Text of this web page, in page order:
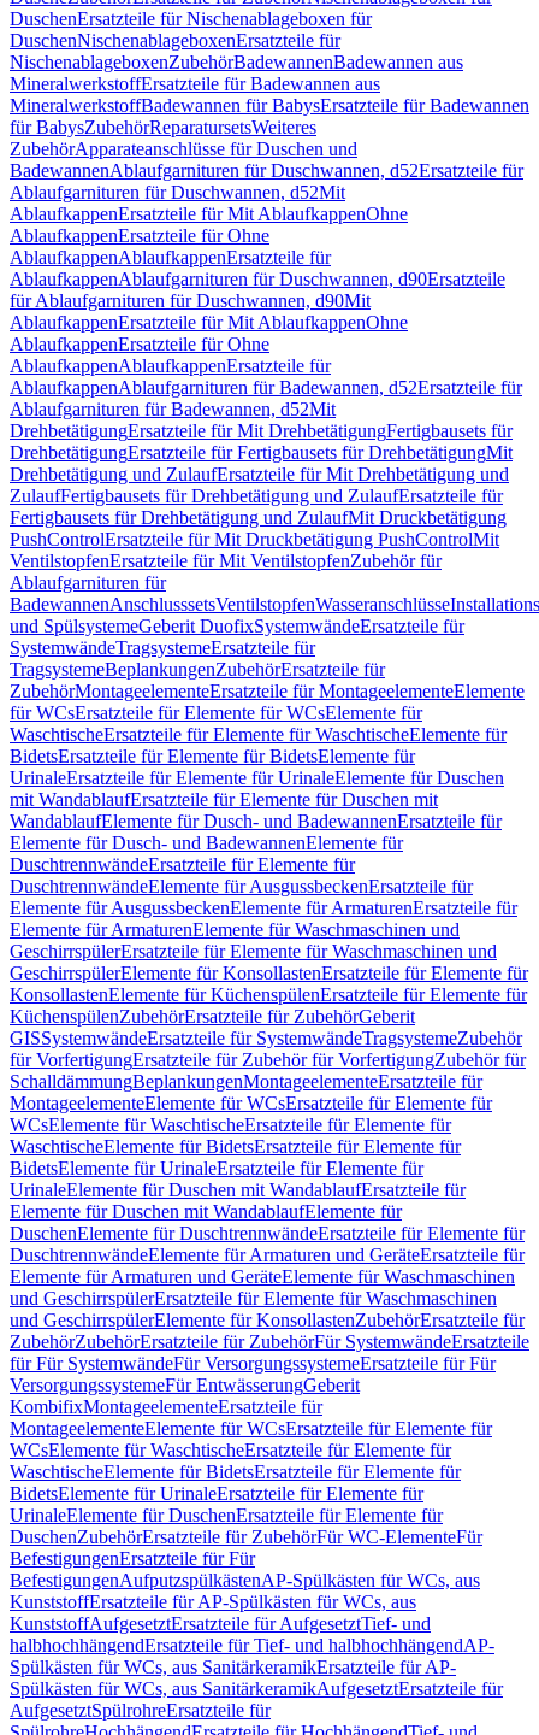
DuschenErsatzteile für Nischenablageboxen für
DuschenNischenablageboxenErsatzteile für
NischenablageboxenZubehörBadewannenBadewannen aus
MineralwerkstoffErsatzteile für Badewannen aus
MineralwerkstoffBadewannen für BabysErsatzteile für Badewannen
für BabysZubehörReparatursetsWeiteres
ZubehörApparateanschlüsse für Duschen und
BadewannenAblaufgarnituren für Duschwannen, d52Ersatzteile für
Ablaufgarnituren für Duschwannen, d52Mit
AblaufkappenErsatzteile für Mit AblaufkappenOhne
AblaufkappenErsatzteile für Ohne
AblaufkappenAblaufkappenErsatzteile für
AblaufkappenAblaufgarnituren für Duschwannen, d90Ersatzteile
für Ablaufgarnituren für Duschwannen, d90Mit
AblaufkappenErsatzteile für Mit AblaufkappenOhne
AblaufkappenErsatzteile für Ohne
AblaufkappenAblaufkappenErsatzteile für
AblaufkappenAblaufgarnituren für Badewannen, d52Ersatzteile für
Ablaufgarnituren für Badewannen, d52Mit
DrehbetätigungErsatzteile für Mit DrehbetätigungFertigbausets für
DrehbetätigungErsatzteile für Fertigbausets für DrehbetätigungMit
Drehbetätigung und ZulaufErsatzteile für Mit Drehbetätigung und
ZulaufFertigbausets für Drehbetätigung und ZulaufErsatzteile für
Fertigbausets für Drehbetätigung und ZulaufMit Druckbetätigung
PushControlErsatzteile für Mit Druckbetätigung PushControlMit
VentilstopfenErsatzteile für Mit VentilstopfenZubehör für
Ablaufgarnituren für
BadewannenAnschlusssetsVentilstopfenWasseranschlüsse
und SpülsystemeGeberit DuofixSystemwändeErsatzteile für
SystemwändeTragsystemeErsatzteile für
TragsystemeBeplankungenZubehörErsatzteile für
ZubehörMontageelementeErsatzteile für MontageelementeElemente
für WCsErsatzteile für Elemente für WCsElemente für
WaschtischeErsatzteile für Elemente für WaschtischeElemente für
BidetsErsatzteile für Elemente für BidetsElemente für
UrinaleErsatzteile für Elemente für UrinaleElemente für Duschen
mit WandablaufErsatzteile für Elemente für Duschen mit
WandablaufElemente für Dusch- und BadewannenErsatzteile für
Elemente für Dusch- und BadewannenElemente für
DuschtrennwändeErsatzteile für Elemente für
DuschtrennwändeElemente für AusgussbeckenErsatzteile für
Elemente für AusgussbeckenElemente für ArmaturenErsatzteile für
Elemente für ArmaturenElemente für Waschmaschinen und
GeschirrspülerErsatzteile für Elemente für Waschmaschinen und
GeschirrspülerElemente für KonsollastenErsatzteile für Elemente für
KonsollastenElemente für KüchenspülenErsatzteile für Elemente für
KüchenspülenZubehörErsatzteile für ZubehörGeberit
GISSystemwändeErsatzteile für SystemwändeTragsystemeZubehör
für VorfertigungErsatzteile für Zubehör für VorfertigungZubehör für
SchalldämmungBeplankungenMontageelementeErsatzteile für
MontageelementeElemente für WCsErsatzteile für Elemente für
WCsElemente für WaschtischeErsatzteile für Elemente für
WaschtischeElemente für BidetsErsatzteile für Elemente für
BidetsElemente für UrinaleErsatzteile für Elemente für
UrinaleElemente für Duschen mit WandablaufErsatzteile für
Elemente für Duschen mit WandablaufElemente für
DuschenElemente für DuschtrennwändeErsatzteile für Elemente für
DuschtrennwändeElemente für Armaturen und GeräteErsatzteile für
Elemente für Armaturen und GeräteElemente für Waschmaschinen
und GeschirrspülerErsatzteile für Elemente für Waschmaschinen
und GeschirrspülerElemente für KonsollastenZubehörErsatzteile für
ZubehörZubehörErsatzteile für ZubehörFür SystemwändeErsatzteile
für Für SystemwändeFür VersorgungssystemeErsatzteile für Für
VersorgungssystemeFür EntwässerungGeberit
KombifixMontageelementeErsatzteile für
MontageelementeElemente für WCsErsatzteile für Elemente für
WCsElemente für WaschtischeErsatzteile für Elemente für
WaschtischeElemente für BidetsErsatzteile für Elemente für
BidetsElemente für UrinaleErsatzteile für Elemente für
UrinaleElemente für DuschenErsatzteile für Elemente für
DuschenZubehörErsatzteile für ZubehörFür WC-ElementeFür
BefestigungenErsatzteile für Für
BefestigungenAufputzspülkästenAP-Spülkästen für WCs, aus
KunststoffErsatzteile für AP-Spülkästen für WCs, aus
KunststoffAufgesetztErsatzteile für AufgesetztTief- und
halbhochhängendErsatzteile für Tief- und halbhochhängendAP-
Spülkästen für WCs, aus SanitärkeramikErsatzteile für AP-
Spülkästen für WCs, aus SanitärkeramikAufgesetztErsatzteile für
AufgesetztSpülrohreErsatzteile für